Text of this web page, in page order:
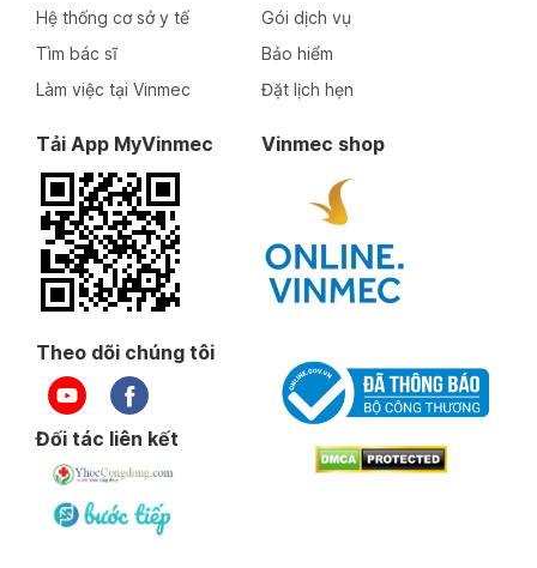
Hệ thống cơ sở y tế
Tìm bác sĩ
Làm việc tại Vinmec
Gói dịch vụ
Bảo hiểm
Đặt lịch hẹn
Tải App MyVinmec Vinmec shop
Theo dõi chúng tôi
Đối tác liên kết